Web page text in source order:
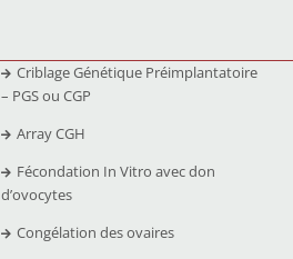
Criblage Génétique Préimplantatoire
– PGS ou CGP
Array CGH
Fécondation In Vitro avec don
d’ovocytes
Congélation des ovaires